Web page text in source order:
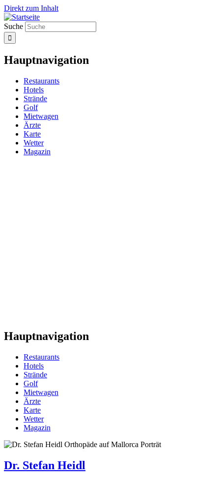
Direkt zum Inhalt
Suche
Hauptnavigation
Restaurants
Hotels
Strände
Golf
Mietwagen
Ärzte
Karte
Wetter
Magazin
Hauptnavigation
Restaurants
Hotels
Strände
Golf
Mietwagen
Ärzte
Karte
Wetter
Magazin
Dr. Stefan Heidl